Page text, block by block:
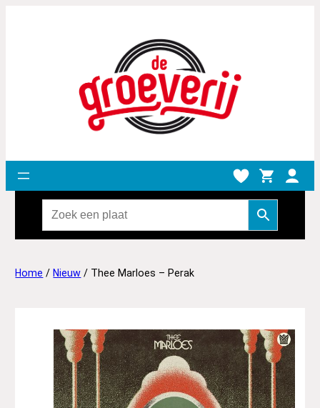
Home / Nieuw / Thee Marloes – Perak